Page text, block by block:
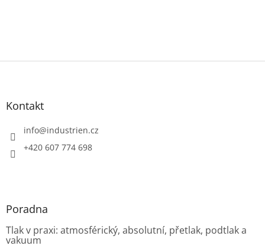
Z
Kontakt
info@industrien.cz
+420 607 774 698
Poradna
Tlak v praxi: atmosférický, absolutní, přetlak, podtlak a
vakuum